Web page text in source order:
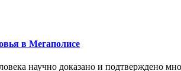
в Мегаполисе
научно доказано и подтверждено